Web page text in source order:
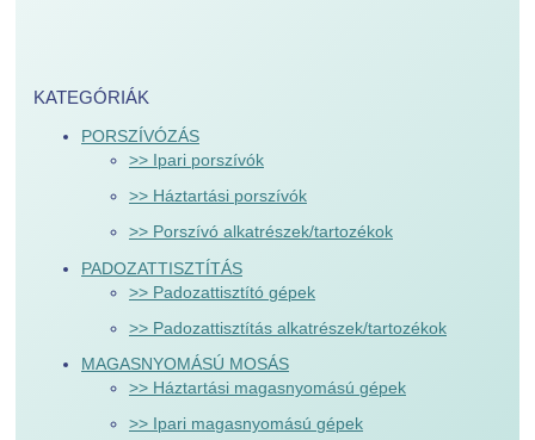
KATEGÓRIÁK
PORSZÍVÓZÁS
>> Ipari porszívók
>> Háztartási porszívók
>> Porszívó alkatrészek/tartozékok
PADOZATTISZTÍTÁS
>> Padozattisztító gépek
>> Padozattisztítás alkatrészek/tartozékok
MAGASNYOMÁSÚ MOSÁS
>> Háztartási magasnyomású gépek
>> Ipari magasnyomású gépek